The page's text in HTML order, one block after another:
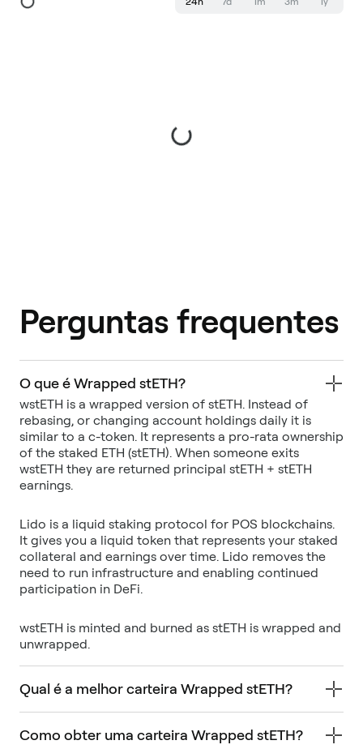
Perguntas frequentes
O que é Wrapped stETH?
wstETH is a wrapped version of stETH. Instead of
rebasing, or changing account holdings daily it is
similar to a c-token. It represents a pro-rata ownership
of the staked ETH (stETH). When someone exits
wstETH they are returned principal stETH + stETH
Lido is a liquid staking protocol for POS blockchains.
It gives you a liquid token that represents your staked
collateral and earnings over time. Lido removes the
need to run infrastructure and enabling continued
wstETH is minted and burned as stETH is wrapped and
unwrapped.
Qual é a melhor carteira Wrapped stETH?
Como obter uma carteira Wrapped stETH?